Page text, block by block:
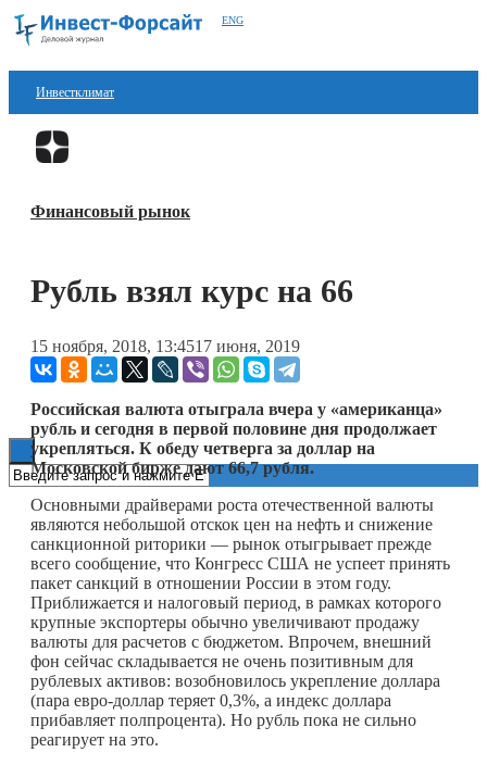
ENG
Инвестклимат
Финансы
Блокчейн
Технологии
ESG
Финансовый рынок
Рубль взял курс на 66
15 ноября, 2018, 13:4517 июня, 2019
Российская валюта отыграла вчера у «американца»
рубль и сегодня в первой половине дня продолжает
укрепляться. К обеду четверга за доллар на
Московской бирже дают 66,7 рубля.
Основными драйверами роста отечественной валюты
являются небольшой отскок цен на нефть и снижение
санкционной риторики — рынок отыгрывает прежде
всего сообщение, что Конгресс США не успеет принять
пакет санкций в отношении России в этом году.
Приближается и налоговый период, в рамках которого
крупные экспортеры обычно увеличивают продажу
валюты для расчетов с бюджетом. Впрочем, внешний
фон сейчас складывается не очень позитивным для
рублевых активов: возобновилось укрепление доллара
(пара евро-доллар теряет 0,3%, а индекс доллара
прибавляет полпроцента). Но рубль пока не сильно
реагирует на это.